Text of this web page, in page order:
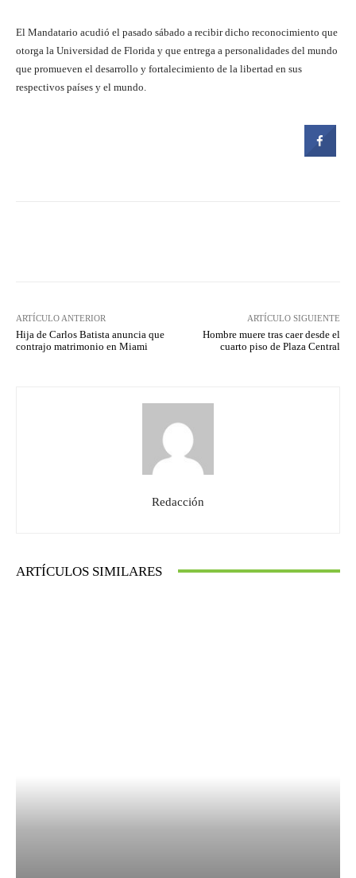
El Mandatario acudió el pasado sábado a recibir dicho reconocimiento que
otorga la Universidad de Florida y que entrega a personalidades del mundo
que promueven el desarrollo y fortalecimiento de la libertad en sus
respectivos países y el mundo.
ARTÍCULO ANTERIOR
Hija de Carlos Batista anuncia que
contrajo matrimonio en Miami
ARTÍCULO SIGUIENTE
Hombre muere tras caer desde el
cuarto piso de Plaza Central
Redacción
ARTÍCULOS SIMILARES